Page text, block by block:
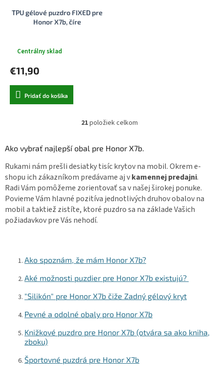
TPU gélové puzdro FIXED pre
Honor X7b, číre
Centrálny sklad
€11,90
Pridať do košíka
O
l
á
d
a
c
i
e
p
v
ý
p
i
s
u
21položiek celkom
Ako vybrať najlepší obal pre Honor X7b.
Rukami nám prešli desiatky tisíc krytov na mobil. Okrem e-
shopu ich zákazníkom predávame aj vkamennej predajni.
Radi Vám pomôžeme zorientovať sa v našej širokej ponuke.
Povieme Vám hlavné pozitíva jednotlivých druhov obalov na
mobil a taktiež zistíte, ktoré puzdro sa na základe Vašich
požiadavkov pre Vás nehodí.
Ako spoznám, že mám Honor X7b?
Aké možnosti puzdier pre Honor X7b existujú?
"Silikón" pre Honor X7b čiže Zadný gélový kryt
Pevné a odolné obaly pro Honor X7b
Knižkové puzdro pre Honor X7b (otvára sa ako kniha,
zboku)
Športovné puzdrá pre Honor X7b